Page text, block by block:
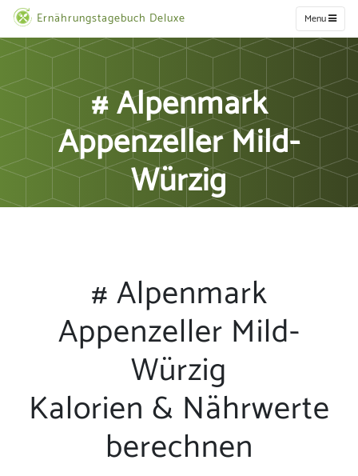
Ernährungstagebuch Deluxe Menu
# Alpenmark
Appenzeller Mild-
Würzig
# Alpenmark
Appenzeller Mild-
Würzig
Kalorien & Nährwerte
berechnen